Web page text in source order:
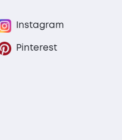
Instagram
Pinterest